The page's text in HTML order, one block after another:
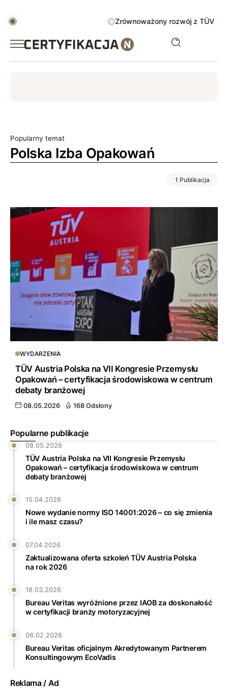
Zrównoważony rozwój z TÜV
Popularny temat
Polska Izba Opakowań
1 Publikacja
Popularne publikacje
08.05.2026
TÜV Austria Polska na VII Kongresie Przemysłu
Opakowań – certyfikacja środowiskowa w centrum
debaty branżowej
15.04.2026
Nowe wydanie normy ISO 14001:2026 – co się zmienia
i ile masz czasu?
07.04.2026
Zaktualizowana oferta szkoleń TÜV Austria Polska
na rok 2026
18.03.2026
Bureau Veritas wyróżnione przez IAOB za doskonałość
w certyfikacji branży motoryzacyjnej
06.02.2026
Bureau Veritas oficjalnym Akredytowanym Partnerem
Konsultingowym EcoVadis
Reklama / Ad
WYDARZENIA
TÜV Austria Polska na VII Kongresie Przemysłu
Opakowań – certyfikacja środowiskowa w centrum
debaty branżowej
08.05.2026 168 Odsłony